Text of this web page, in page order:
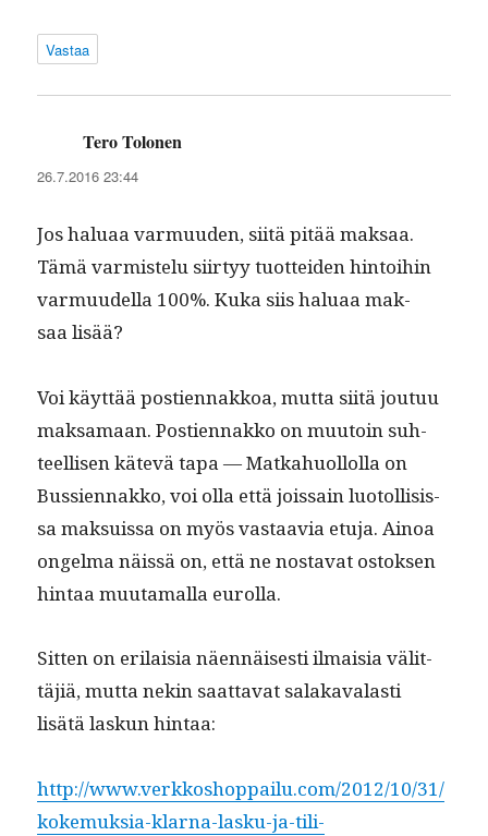
Vastaa
Tero Tolonen
26.7.2016 23:44
Jos halu­aa var­muu­den, siitä pitää mak­saa.
Tämä varmis­telu siir­tyy tuot­tei­den hin­toi­hin
var­muudel­la 100%. Kuka siis halu­aa mak­
saa lisää?
Voi käyt­tää posti­en­nakkoa, mut­ta siitä joutuu
mak­samaan. Posti­en­nakko on muu­toin suh­
teel­lisen kätevä tapa — Matkahuol­lol­la on
Bussi­en­nakko, voi olla että jois­sain luo­tol­li­sis­
sa mak­su­is­sa on myös vas­taavia etu­ja. Ain­oa
ongel­ma näis­sä on, että ne nos­ta­vat ostok­sen
hin­taa muu­ta­mal­la eurolla.
Sit­ten on eri­laisia näen­näis­es­ti ilmaisia välit­
täjiä, mut­ta nekin saat­ta­vat salakavalasti
lisätä laskun hintaa:
http://www.verkkoshoppailu.com/2012/10/31/
kokemuksia-klarna-lasku-ja-tili-